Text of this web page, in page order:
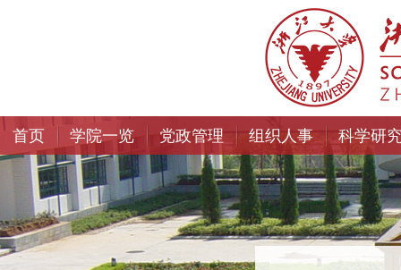
首页 学院一览 党政管理 组织人事 科学研